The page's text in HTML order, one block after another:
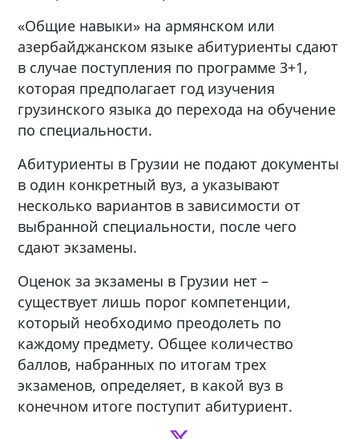
«Общие навыки» на армянском или
азербайджанском языке абитуриенты сдают
в случае поступления по программе 3+1,
которая предполагает год изучения
грузинского языка до перехода на обучение
по специальности.
Абитуриенты в Грузии не подают документы
в один конкретный вуз, а указывают
несколько вариантов в зависимости от
выбранной специальности, после чего
сдают экзамены.
Оценок за экзамены в Грузии нет –
существует лишь порог компетенции,
который необходимо преодолеть по
каждому предмету. Общее количество
баллов, набранных по итогам трех
экзаменов, определяет, в какой вуз в
конечном итоге поступит абитуриент.